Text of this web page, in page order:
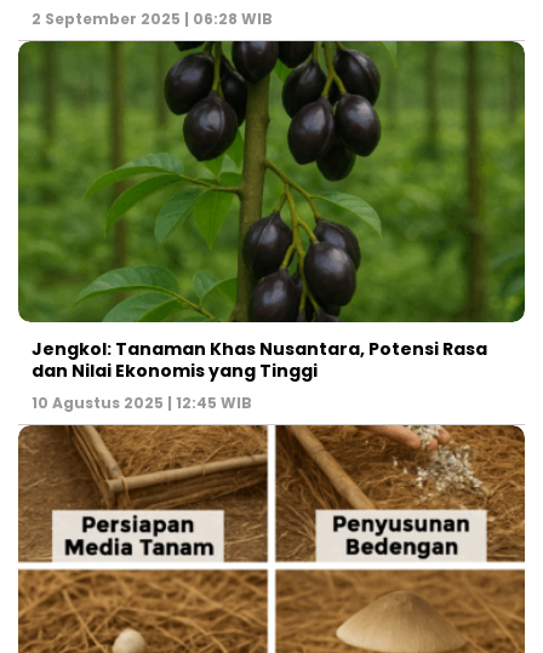
2 September 2025 | 06:28 WIB
Jengkol: Tanaman Khas Nusantara, Potensi Rasa
dan Nilai Ekonomis yang Tinggi
10 Agustus 2025 | 12:45 WIB